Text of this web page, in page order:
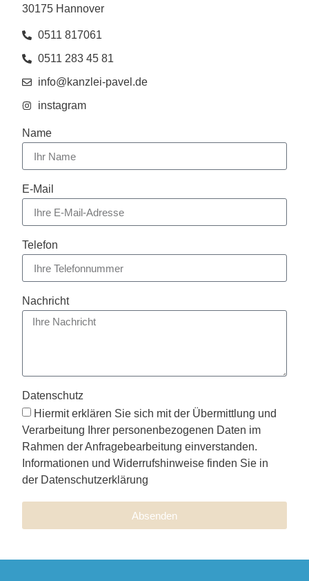
30175 Hannover
0511 817061
0511 283 45 81
info@kanzlei-pavel.de
instagram
Name
E-Mail
Telefon
Nachricht
Datenschutz
Hiermit erklären Sie sich mit der Übermittlung und
Verarbeitung Ihrer personenbezogenen Daten im
Rahmen der Anfragebearbeitung einverstanden.
Informationen und Widerrufshinweise finden Sie in
der Datenschutzerklärung
Absenden